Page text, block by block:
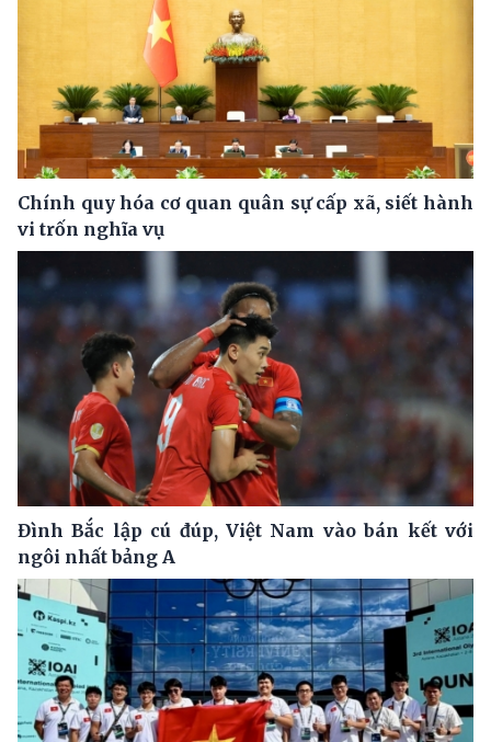
Chính quy hóa cơ quan quân sự cấp xã, siết hành
vi trốn nghĩa vụ
Đình Bắc lập cú đúp, Việt Nam vào bán kết với
ngôi nhất bảng A